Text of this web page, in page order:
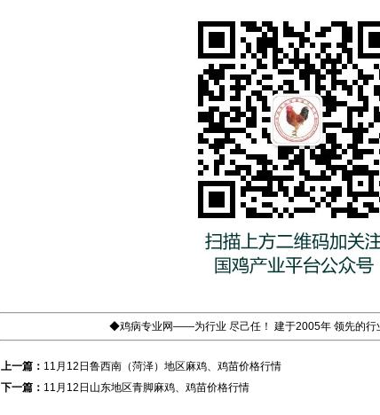
◆鸡病专业网——为行业 尽己任！ 建于2005年 领先的行
上一篇： 11月12日鲁西南（菏泽）地区麻鸡、鸡苗价格行情
下一篇： 11月12日山东地区青脚麻鸡、鸡苗价格行情